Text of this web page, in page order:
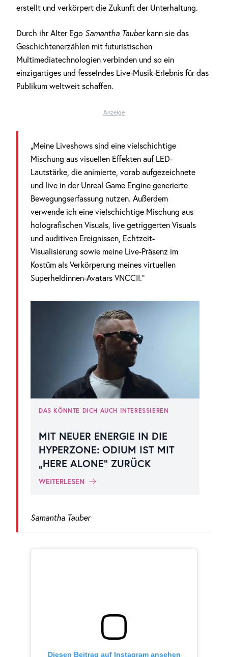
erstellt und verkörpert die Zukunft der Unterhaltung.
Durch ihr Alter Ego Samantha Tauber kann sie das
Geschichtenerzählen mit futuristischen
Multimediatechnologien verbinden und so ein
einzigartiges und fesselndes Live-Musik-Erlebnis für das
Publikum weltweit schaffen.
Anzeige
„Meine Liveshows sind eine vielschichtige
Mischung aus visuellen Effekten auf LED-
Lautstärke, die animierte, vorab aufgezeichnete
und live in der Unreal Game Engine generierte
Bewegungserfassung nutzen. Außerdem
verwende ich eine vielschichtige Mischung aus
holografischen Visuals, live getriggerten Visuals
und auditiven Ereignissen, Echtzeit-
Visualisierung sowie meine Live-Präsenz im
Kostüm als Verkörperung meines virtuellen
Superheldinnen-Avatars VNCCII.“
DAS KÖNNTE DICH AUCH INTERESSIEREN
MIT NEUER ENERGIE IN DIE
HYPERZONE: ODIUM IST MIT
„HERE ALONE“ ZURÜCK
WEITERLESEN
Samantha Tauber
Diesen Beitrag auf Instagram ansehen